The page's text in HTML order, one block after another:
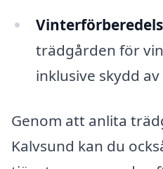
trädgården för
inklusive skydd
Genom att anlita
Kalvsund kan du